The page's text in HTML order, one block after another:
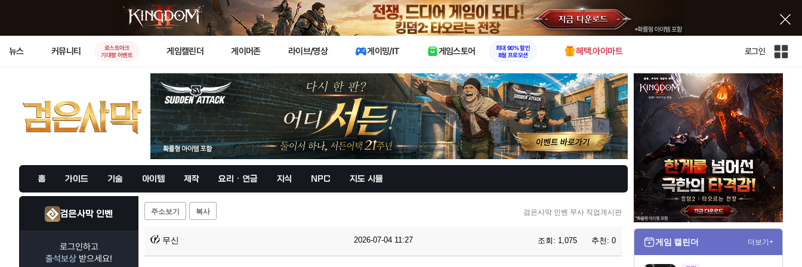
X
뉴스 커뮤니티
로스트아크
기대평 이벤트
게임캘린더 게이머존 라이브/영상 게이밍/IT 게임스토어
최대 90% 할인
8월 프로모션
혜택.아이마트 로그인
인
전
체
사
이
트
맵
홈 가이드 기술 아이템 제작 요리 · 연금 지식 NPC 지도 시뮬
검은사막 인벤
로그인하고
출석보상 받으세요!
주소보기 복사 검은사막 인벤 무사 직업게시판
무신 2026-07-04 11:27 조회: 1,075 추천: 0 게임 캘린더 더보기+